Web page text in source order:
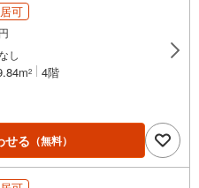
可
し
2 4階
せる （無料）